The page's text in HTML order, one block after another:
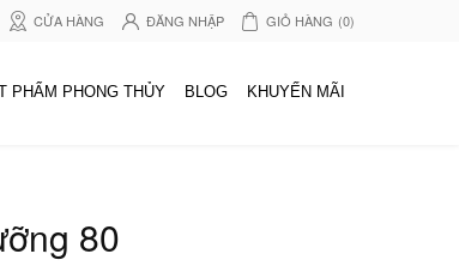
CỬA HÀNG ĐĂNG NHẬP GIỎ HÀNG (0)
PHẨM PHONG THỦY BLOG KHUYẾN MÃI
80